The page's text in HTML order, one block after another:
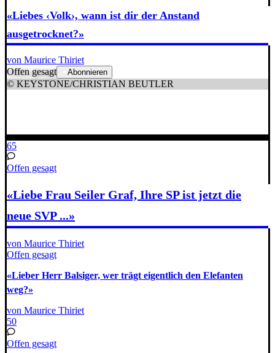
«Liebes ‹Volk›, wann ist dir der Anstand
ausgetrocknet?»
von Maurice Thiriet
Offen gesagt
Abonnieren
© KEYSTONE/CHRISTIAN BEUTLER
65
Offen gesagt
«Liebe Frau Seiler Graf, Ihre SP ist jetzt die
neue SVP ...»
von Maurice Thiriet
Offen gesagt
«Lieber Herr Balsiger, wer trägt eigentlich den Elefanten
weg?»
von Maurice Thiriet
50
Offen gesagt